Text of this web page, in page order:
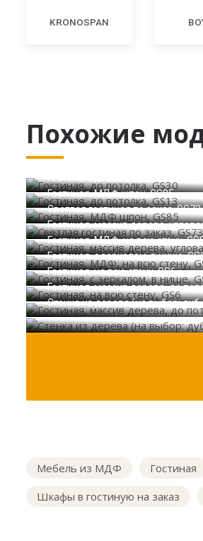
KRONOSPAN
Похожие
Гостиная, до потолка, GS30
Гостиная, до потолка, GS13
Гостиная, МДФ шпон, GS85
Светлая гостиная по заказ, GS73
Гостиная, массив дерева,
Гостиная, МДФ, на всю стену,
Гостиная, с зеркалом, в нише,
Гостиная, на всю стену, GS6
Гостиная, массив дерева, до
Стенка из дерева (на выбор: дуб,
Мебель из МДФ Гостиная
Шкафы в гостиную на заказ